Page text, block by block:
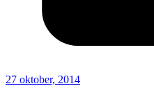
27 oktober, 2014